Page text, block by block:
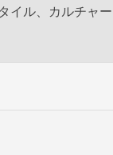
イル、カルチャー